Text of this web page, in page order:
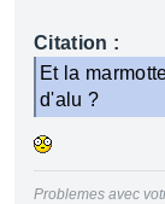
Citation :
Et la
d'alu ?
Problemes avec